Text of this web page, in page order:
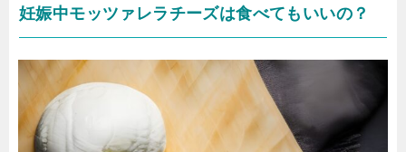
妊娠中モッツァレラチーズは食べてもいいの？